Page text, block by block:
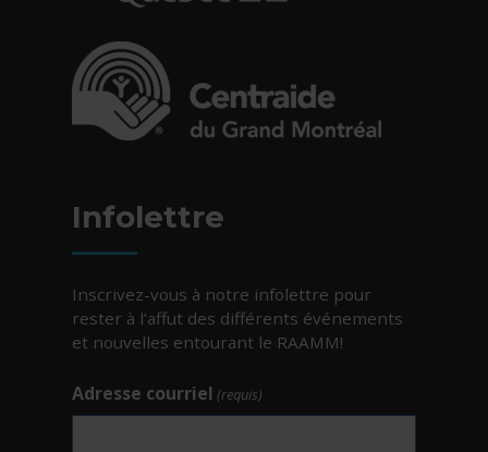
Infolettre
Inscrivez-vous à notre infolettre pour
rester à l’affut des différents événements
et nouvelles entourant le RAAMM!
Adresse courriel (requis)